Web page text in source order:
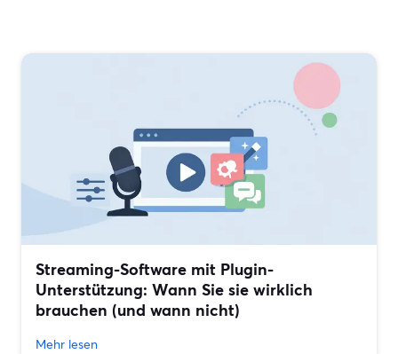
Streaming-Software mit Plugin-
Unterstützung: Wann Sie sie wirklich
brauchen (und wann nicht)
Mehr lesen